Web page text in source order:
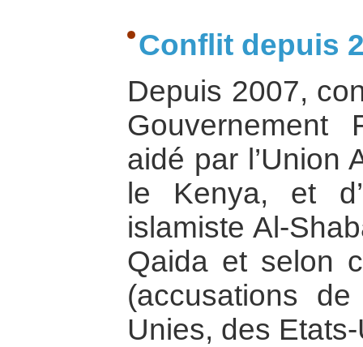
Conflit depuis
Depuis 2007,
Gouvernement
aidé par l’Union
le Kenya, et
islamiste Al-
Qaida et selon
(accusations
Unies, des